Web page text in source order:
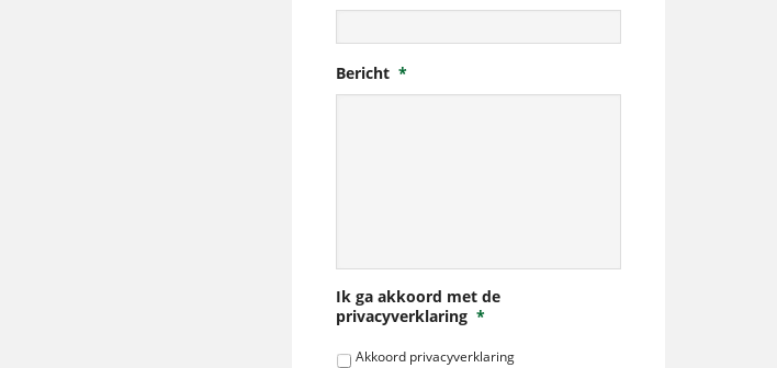
Bericht *
Ik ga akkoord met de
privacyverklaring *
Akkoord privacyverklaring